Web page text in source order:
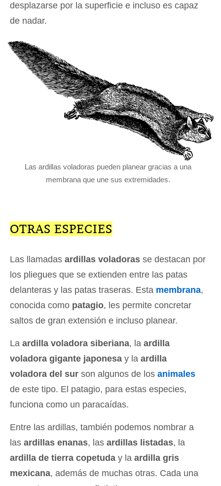
desplazarse por la superficie e incluso es capaz
de nadar.
Las ardillas voladoras pueden planear gracias a una
membrana que une sus extremidades.
OTRAS ESPECIES
Las llamadas ardillas voladoras se destacan por
los pliegues que se extienden entre las patas
delanteras y las patas traseras. Esta membrana,
conocida como patagio, les permite concretar
saltos de gran extensión e incluso planear.
La ardilla voladora siberiana, la ardilla
voladora gigante japonesa y la ardilla
voladora del sur son algunos de los animales
de este tipo. El patagio, para estas especies,
funciona como un paracaídas.
Entre las ardillas, también podemos nombrar a
las ardillas enanas, las ardillas listadas, la
ardilla de tierra copetuda y la ardilla gris
mexicana, además de muchas otras. Cada una